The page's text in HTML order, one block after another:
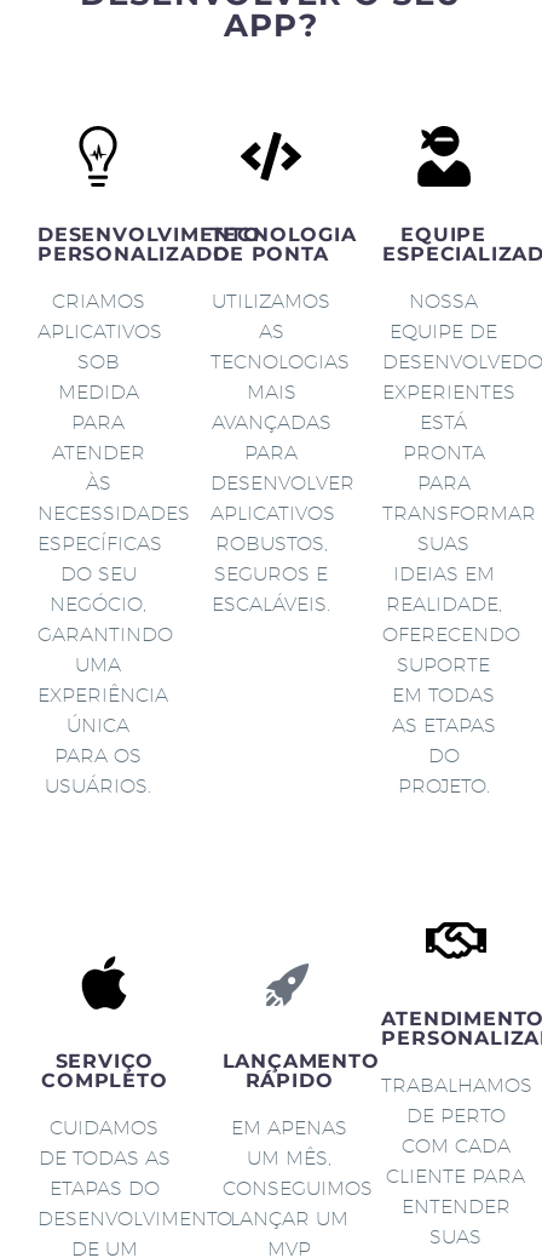
APP?
DESENVOLVIMENTO
PERSONALIZADO
CRIAMOS
APLICATIVOS
SOB
MEDIDA
PARA
ATENDER
ÀS
NECESSIDADES
ESPECÍFICAS
DO SEU
NEGÓCIO,
GARANTINDO
UMA
EXPERIÊNCIA
ÚNICA
PARA OS
USUÁRIOS.
TECNOLOGIA
DE PONTA
UTILIZAMOS
AS
TECNOLOGIAS
MAIS
AVANÇADAS
PARA
DESENVOLVER
APLICATIVOS
ROBUSTOS,
SEGUROS E
ESCALÁVEIS.
EQUIPE
NOSSA
EQUIPE DE
EXPERIENTES
ESTÁ
PRONTA
PARA
TRANSFORMAR
SUAS
IDEIAS EM
REALIDADE,
OFERECENDO
SUPORTE
EM TODAS
AS ETAPAS
DO
PROJETO.
SERVIÇO
COMPLETO
CUIDAMOS
DE TODAS AS
ETAPAS DO
DESENVOLVIMENTO
DE UM
LANÇAMENTO
RÁPIDO
EM APENAS
UM MÊS,
CONSEGUIMOS
LANÇAR UM
MVP
TRABALHAMOS
DE PERTO
COM CADA
CLIENTE PARA
ENTENDER
SUAS